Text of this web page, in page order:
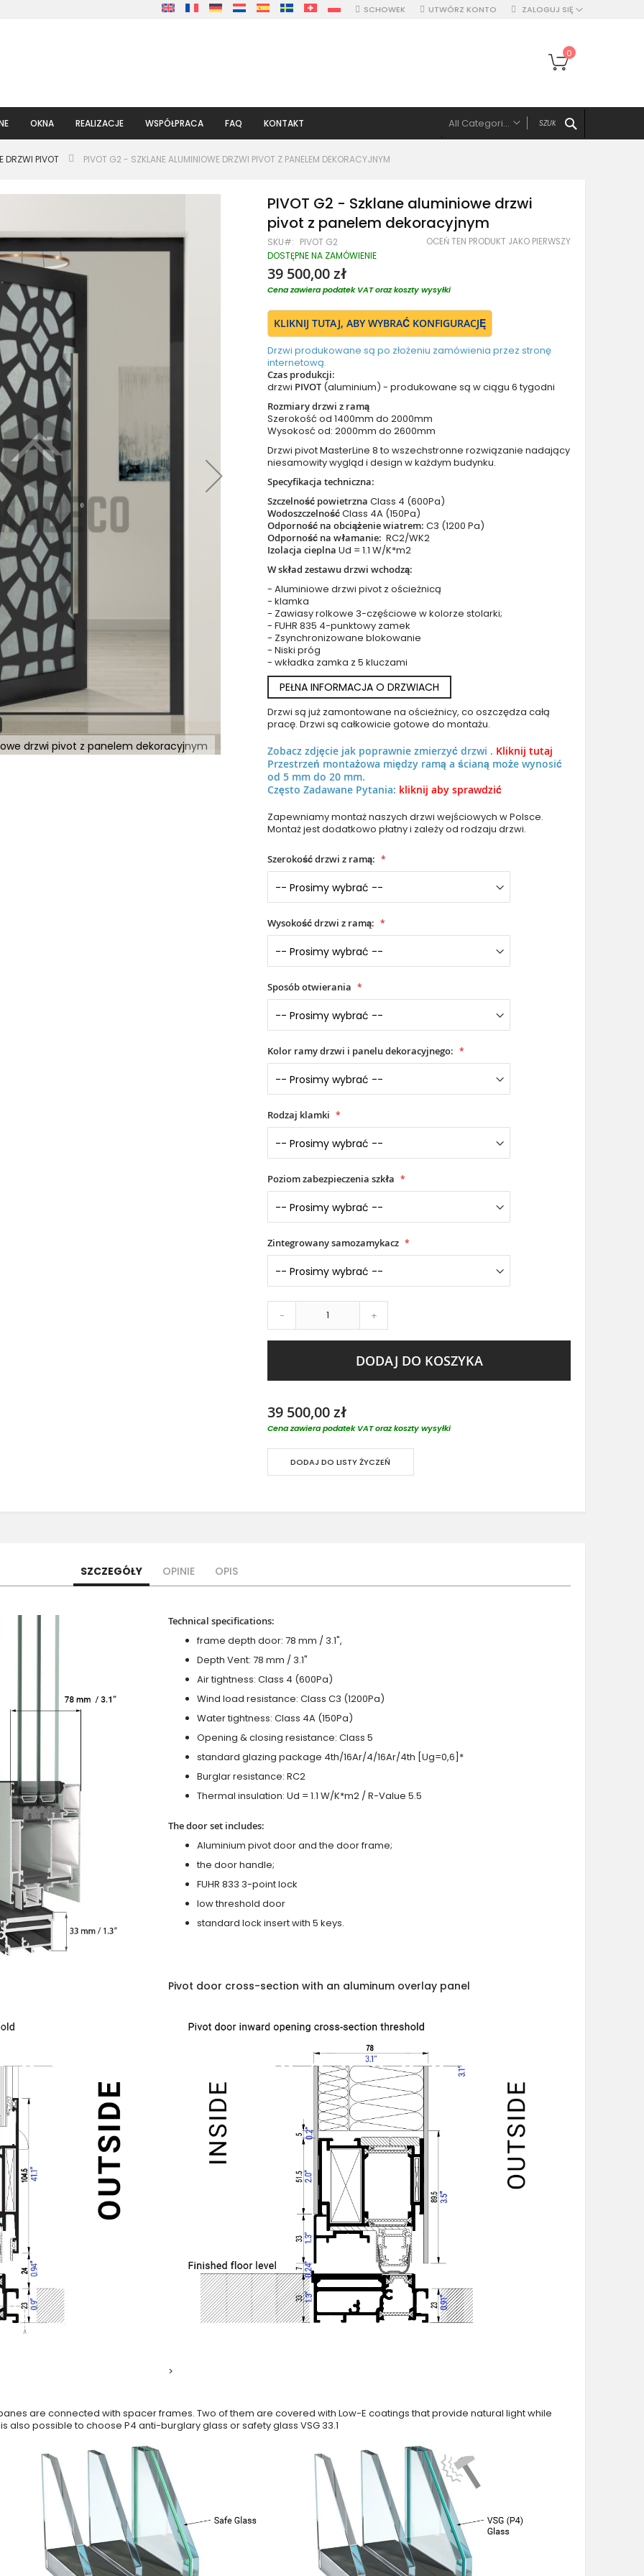
SCHOWEK ZALOGUJ SIĘ
UTWÓRZ KONTO
Mój koszyk
0
OKNA REALIZACJE WSPÓŁPRACA FAQ KONTAKT All Categories
Drzwi pojedyńcze aluminiowe
Drzwi z lewym panelem
Drzwi z lewym naświetlem
Drzwi z prawym naświetlem
Drzwi z górnym i lewym naświetlem
Drzwi z lewym i prawym naświetlem
Drzwi podwójne z górnym naświetlem
Drzwi garażowe
DRZWI PIVOT PIVOT G2 - SZKLANE ALUMINIOWE DRZWI PIVOT Z PANELEM DEKORACYJNYM
drzwi pivot z panelem dekoracyjnym PIVOT G2 - Szklane aluminiowe drzwi pivot z panelem
PIVOT G2 - Szklane aluminiowe drzwi
pivot z panelem dekoracyjnym
SKU PIVOT G2 OCEŃ TEN PRODUKT JAKO PIERWSZY
DOSTĘPNE NA ZAMÓWIENIE
39 500,00 zł
Cena zawiera podatek VAT oraz koszty wysyłki
KLIKNIJ TUTAJ, ABY WYBRAĆ KONFIGURACJĘ
Drzwi produkowane są po złożeniu zamówienia przez stronę
internetową.
Czas produkcji:
drzwi PIVOT(aluminium) - produkowane są w ciągu 6 tygodni
Rozmiary drzwi z ramą
Szerokość od 1400mm do 2000mm
Wysokosć od: 2000mm do 2600mm
Drzwi pivot MasterLine 8 to wszechstronne rozwiązanie nadający
niesamowity wygląd i design w każdym budynku.
Specyfikacja techniczna:
Szczelność powietrznaClass 4 (600Pa)
WodoszczelnośćClass 4A (150Pa)
Odporność na obciążenie wiatrem:C3 (1200 Pa)
Odporność na włamanie:RC2/WK2
Izolacja cieplna Ud = 1.1 W/K*m2
W skład zestawu drzwi wchodzą:
- Aluminiowe drzwi pivot z ościeżnicą
- klamka
- Zawiasy rolkowe 3-częściowe w kolorze stolarki;
- FUHR 835 4-punktowy zamek
- Zsynchronizowane blokowanie
- Niski próg
- wkładka zamka z 5 kluczami
PEŁNA INFORMACJA O DRZWIACH
Drzwi są już zamontowane na ościeżnicy, co oszczędza całą
pracę. Drzwi są całkowicie gotowe do montażu.
Zobacz zdjęcie jak poprawnie zmierzyć drzwi . Kliknij tutaj
Przestrzeń montażowa między ramą a ścianą może wynosić
od 5 mm do 20 mm.
Często Zadawane Pytania: kliknij aby sprawdzić
Zapewniamy montaż naszych drzwi wejściowych w Polsce.
Montaż jest dodatkowo płatny i zależy od rodzaju drzwi.
Szerokość drzwi z ramą:
Wysokość drzwi z ramą:
Sposób otwierania
Kolor ramy drzwi i panelu dekoracyjnego:
Rodzaj klamki
Poziom zabezpieczenia szkła
Zintegrowany samozamykacz
- +
DODAJ DO KOSZYKA
39 500,00 zł
Cena zawiera podatek VAT oraz koszty wysyłki
DODAJ DO LISTY ŻYCZEŃ
SZCZEGÓŁY OPINIE OPIS